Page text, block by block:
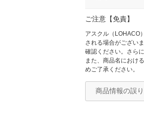
ご注意【免責】
アスクル（LOHACO
される場合がござい
確認ください。さら
また、商品名におけ
めご了承ください。
商品情報の誤